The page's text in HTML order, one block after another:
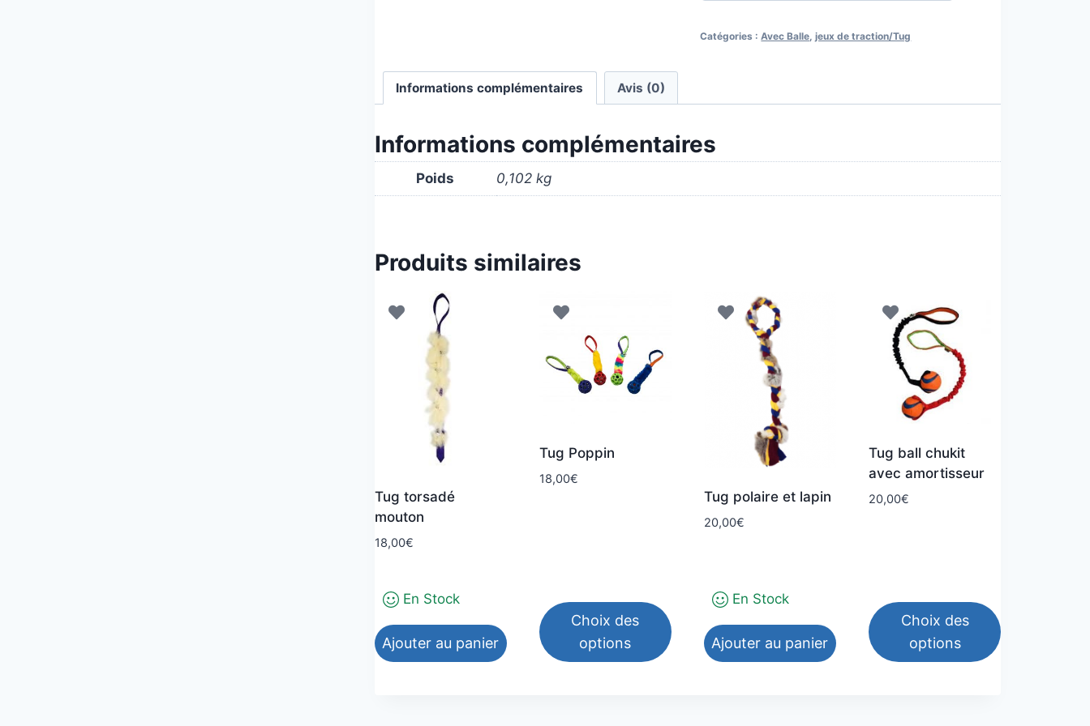
Catégories :Avec Balle,jeux de traction/Tug
Informations complémentaires Avis (0)
Informations complémentaires
Poids 0,102 kg
Produits similaires
Tug torsadé
mouton
18,00€
En Stock
Ajouter au panier
Tug Poppin
18,00€
Choix des
options
Tug polaire et lapin
20,00€
En Stock
Ajouter au panier
Tug ball chukit
avec amortisseur
20,00€
Choix des
options